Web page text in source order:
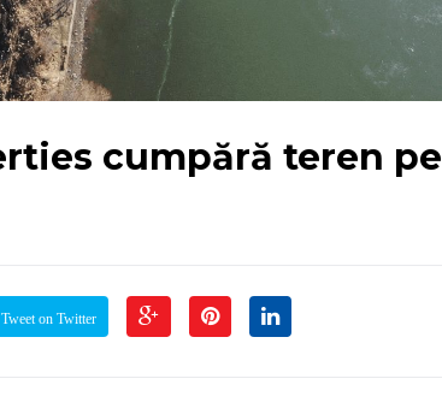
cumpără teren pe
Tweet on Twitter